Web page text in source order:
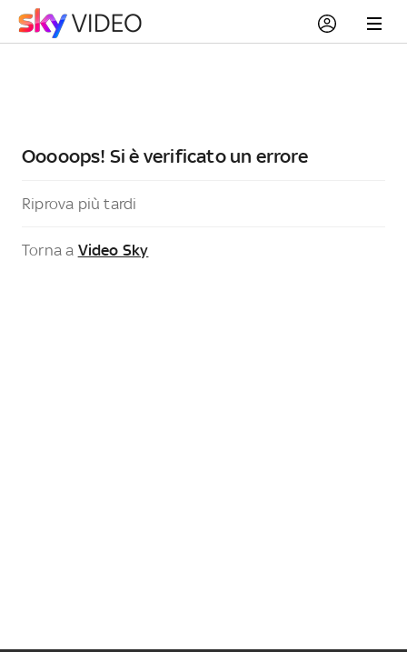
Ooooops! Si è verificato un errore
Riprova più tardi
Torna a Video Sky